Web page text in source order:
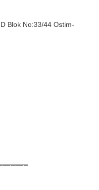
Blok No:33/44 Ostim-